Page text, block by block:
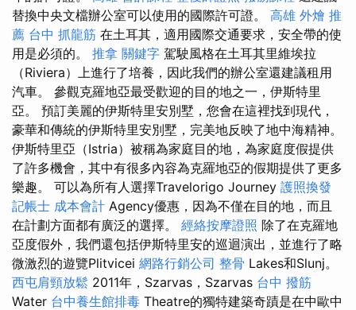
替換中央文檔辦公室可以使用的國際許可證。 高雄 外燴 推
薦 台中 抓龍筋 在土耳其，適用國際交通要求，安全帶的使
用是必須的。 推拿 關鍵字 駕駛風格在土耳其里維埃拉
（Riviera）上進行了培養，因此我們的辦公室還建議租用
汽車。 參觀克羅地亞最受歡迎的目的地之一，伊斯特里
亞。 預訂美麗的伊斯特里安別墅，您會在這裡找到現代，
豪華和傳統的伊斯特里安別墅，完美地反映了地中海精神。
伊斯特里亞（Istria）被稱為家庭目的地，為家庭度假提供
了許多機會，其中有很多內容為克羅地亞的假期提供了更多
樂趣。 可以為所有人選擇Travelorigo Journey 護照換發
記帳士 成本會計 Agency優惠，因為不僅在目的地，而且
在計劃方面都有廣泛的選擇。 經絡按摩證照 除了在克羅地
亞度假外，我們還包括伊斯特里安的巡迴演出，並進行了略
微激烈的遊覽Plitvicei 網路行銷公司 整骨 Lakes和Slunj。
西屯肩頸放鬆 2011年，Szarvas，Szarvas 台中 撥筋
Water 台中養生館排毒 Theatre的獨特建築奇蹟是在中歐中